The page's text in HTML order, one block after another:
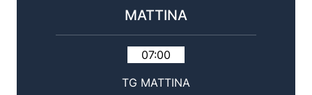
MATTINA
07:00
TG MATTINA